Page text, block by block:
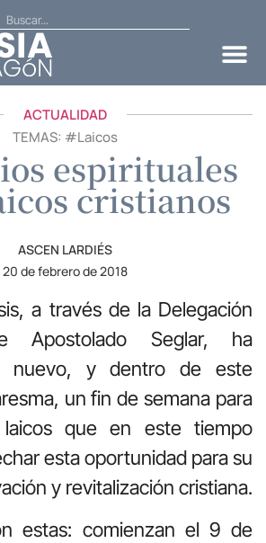
ACTUALIDAD
TEMAS: #Laicos
espirituales
cristianos
ASCEN LARDIÉS
20 de febrero de 2018
a través de la Delegación
Apostolado Seglar, ha
nuevo, y dentro de este
un fin de semana para
laicos que en este tiempo
esta oportunidad para su
y revitalización cristiana.
estas: comienzan el 9 de